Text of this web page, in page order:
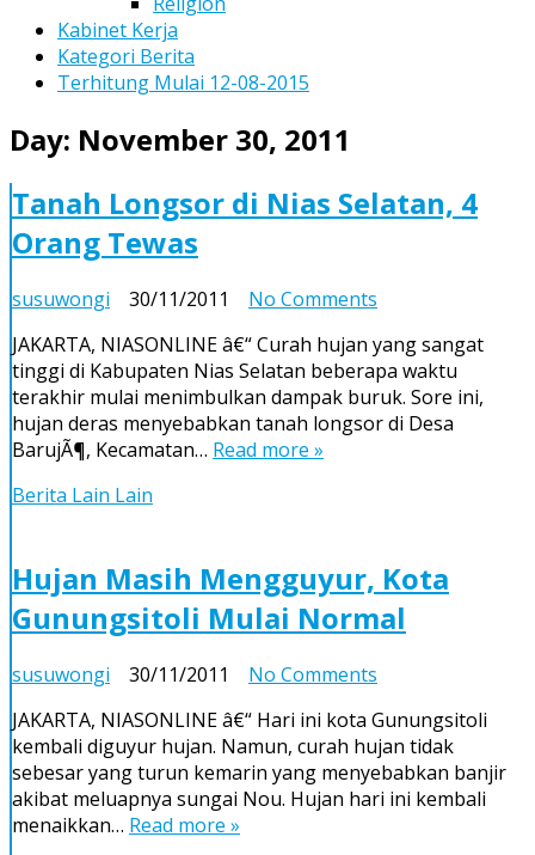
Kabinet Kerja
Kategori Berita
Terhitung Mulai 12-08-2015
Day: November 30, 2011
Tanah Longsor di Nias Selatan, 4
Orang Tewas
susuwongi 30/11/2011 No Comments
Longsor
di
Nias
Selatan,
JAKARTA, NIASONLINE â€“ Curah hujan yang sangat
tinggi di Kabupaten Nias Selatan beberapa waktu
terakhir mulai menimbulkan dampak buruk. Sore ini,
hujan deras menyebabkan tanah longsor di Desa
BarujÃ¶, Kecamatan… Read more »
Berita Lain Lain
Hujan Masih Mengguyur, Kota
Gunungsitoli Mulai Normal
susuwongi 30/11/2011 No Comments
Masih
Mengguyur,
Kota
Gunungsitoli
JAKARTA, NIASONLINE â€“ Hari ini kota Gunungsitoli
kembali diguyur hujan. Namun, curah hujan tidak
sebesar yang turun kemarin yang menyebabkan banjir
akibat meluapnya sungai Nou. Hujan hari ini kembali
menaikkan… Read more »